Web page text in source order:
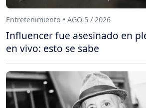
Entretenimiento • AGO 5 / 2026
Influencer fue asesinado en
en vivo: esto se sabe